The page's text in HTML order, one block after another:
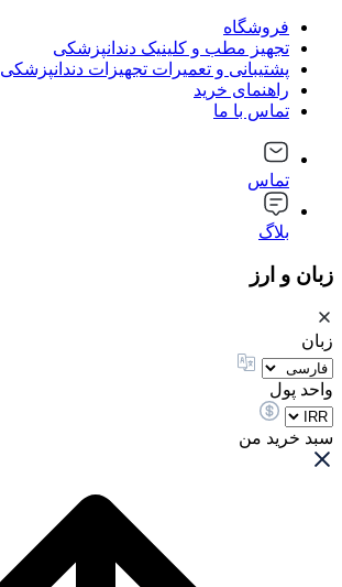
فروشگاه
تجهیز مطب و کلینیک دندانپزشکی
پشتیبانی و تعمیرات تجهیزات دندانپزشکی
راهنمای خرید
تماس با ما
تماس
بلاگ
زبان و ارز
زبان
واحد پول
سبد خرید من